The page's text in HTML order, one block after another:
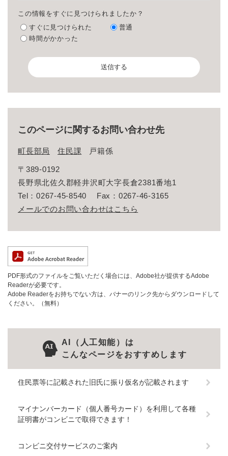
この情報をすぐに見つけられましたか？
すぐに見つけられた
普通
時間がかかった
このページに関するお問い合わせ先
町長部局 住民課 戸籍係
〒389-0192
長野県北佐久郡軽井沢町大字長倉2381番地1
Tel：0267-45-8540
Fax：0267-46-3165
メールでのお問い合わせはこちら
PDF形式のファイルをご覧いただく場合には、Adobe社が提供するAdobe
Readerが必要です。
Adobe Readerをお持ちでない方は、バナーのリンク先からダウンロードして
ください。（無料）
AI（人工知能）は
こんなページをおすすめします
住民票等に記載された旧氏に振り仮名が記載されます
マイナンバーカード（個人番号カード）を利用して各種
証明書がコンビニで取得できます！
コンビニ交付サービスのご案内